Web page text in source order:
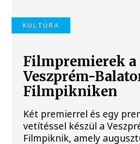
KULTÚRA
Filmpremierek a
Veszprém-
Filmpikniken
Két premierrel és egy
vetítéssel készül a
Filmpiknik, amely